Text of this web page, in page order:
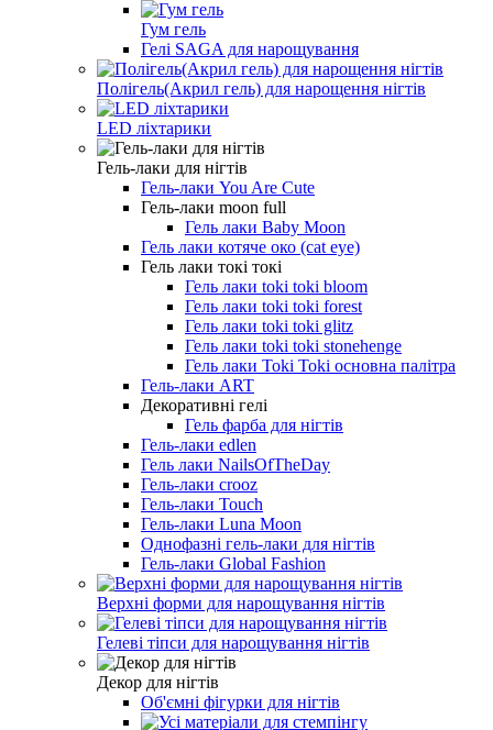
Гум гель
Гелі SAGA для нарощування
Полігель(Акрил гель) для нарощення нігтів
LED ліхтарики
Гель-лаки для нігтів
Гель-лаки You Are Cute
Гель-лаки moon full
Гель лаки Baby Moon
Гель лаки котяче око (cat eye)
Гель лаки токі токі
Гель лаки toki toki bloom
Гель лаки toki toki forest
Гель лаки toki toki glitz
Гель лаки toki toki stonehenge
Гель лаки Toki Toki основна палітра
Гель-лаки ART
Декоративні гелі
Гель фарба для нігтів
Гель-лаки edlen
Гель лаки NailsOfTheDay
Гель-лаки crooz
Гель-лаки Touch
Гель-лаки Luna Moon
Однофазні гель-лаки для нігтів
Гель-лаки Global Fashion
Верхні форми для нарощування нігтів
Гелеві тіпси для нарощування нігтів
Декор для нігтів
Об'ємні фігурки для нігтів